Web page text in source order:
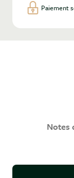
Paiement
Notes